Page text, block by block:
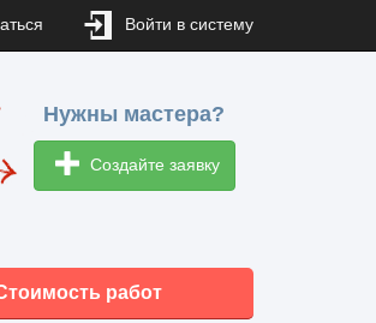
Войти в систему
Нужны мастера?
Создайте заявку
работ